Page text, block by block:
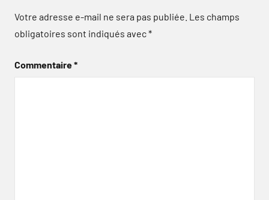
Votre adresse e-mail ne sera pas publiée. Les champs
obligatoires sont indiqués avec*
Commentaire*